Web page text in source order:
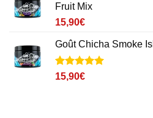
Fruit Mix
15,90€
Goût Chicha Smoke
Noté5sur
5 basé sur
1
15,90€